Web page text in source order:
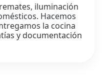
iluminación
Hacemos
la cocina
y documentación